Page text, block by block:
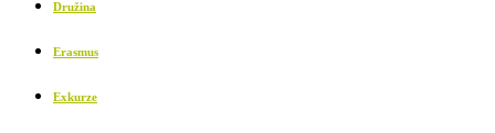
Družina
Erasmus
Exkurze